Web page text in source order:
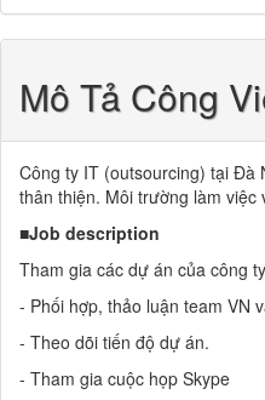
Mô Tả Công
Công ty IT (outsourcing) tại Đà
thân thiện. Môi trường làm việc
■Job description
Tham gia các dự án của công ty
- Phối hợp, thảo luận team VN
- Theo dõi tiến độ dự án.
- Tham gia cuộc họp Skype